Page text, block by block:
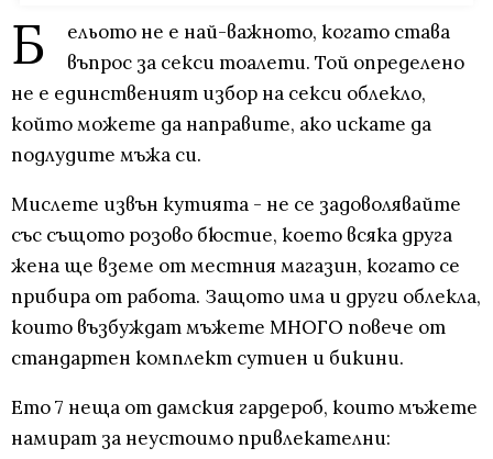
Б
ельото не е най-важното, когато става
въпрос за секси тоалети. Той определено
не е единственият избор на секси облекло,
който можете да направите, ако искате да
подлудите мъжа си.
Мислете извън кутията - не се задоволявайте
със същото розово бюстие, което всяка друга
жена ще вземе от местния магазин, когато се
прибира от работа. Защото има и други облекла,
които възбуждат мъжете МНОГО повече от
стандартен комплект сутиен и бикини.
Ето 7 неща от дамския гардероб, които мъжете
намират за неустоимо привлекателни: